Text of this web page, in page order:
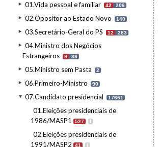
01.Vida pessoal e familiar 42 206
02.Opositor ao Estado Novo 140
03.Secretário-Geral do PS 12 283
04.Ministro dos Negócios
Estrangeiros
9 89
05.Ministro sem Pasta 2
06.Primeiro-Ministro 90
07.Candidato presidencial 17661
01.Eleições presidenciais de
1986/MASP1
527 I
02.Eleições presidenciais de
1991/MASP2
41 I